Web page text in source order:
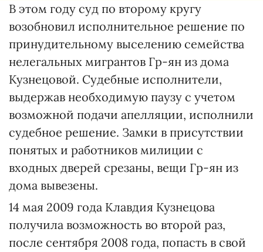
В этом году суд по второму кругу
возобновил исполнительное решение по
принудительному выселению семейства
нелегальных мигрантов Гр-ян из дома
Кузнецовой. Судебные исполнители,
выдержав необходимую паузу с учетом
возможной подачи апелляции, исполнили
судебное решение. Замки в присутствии
понятых и работников милиции с
входных дверей срезаны, вещи Гр-ян из
дома вывезены.
14 мая 2009 года Клавдия Кузнецова
получила возможность во второй раз,
после сентября 2008 года, попасть в свой